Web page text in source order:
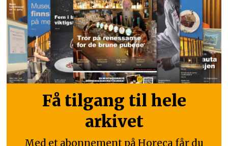
Få tilgang til hele
arkivet
Med et abonnement på Horeca får du